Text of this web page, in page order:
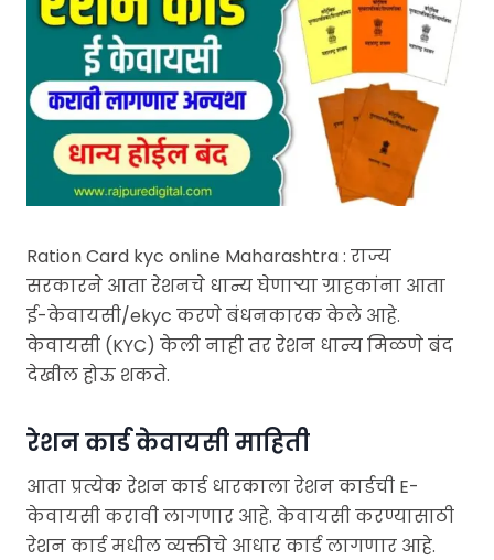
Ration Card kyc online Maharashtra : राज्य
सरकारने आता रेशनचे धान्य घेणाऱ्या ग्राहकांना आता
ई-केवायसी/ekyc करणे बंधनकारक केले आहे.
केवायसी (KYC) केली नाही तर रेशन धान्य मिळणे बंद
देखील होऊ शकते.
रेशन कार्ड केवायसी माहिती
आता प्रत्येक रेशन कार्ड धारकाला रेशन कार्डची E-
केवायसी करावी लागणार आहे. केवायसी करण्यासाठी
रेशन कार्ड मधील व्यक्तीचे आधार कार्ड लागणार आहे.